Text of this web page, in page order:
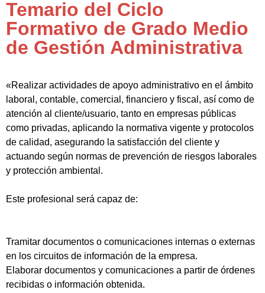
Temario del Ciclo
Formativo de Grado Medio
de Gestión Administrativa
«Realizar actividades de apoyo administrativo en el ámbito
laboral, contable, comercial, financiero y fiscal, así como de
atención al cliente/usuario, tanto en empresas públicas
como privadas, aplicando la normativa vigente y protocolos
de calidad, asegurando la satisfacción del cliente y
actuando según normas de prevención de riesgos laborales
y protección ambiental.
Este profesional será capaz de:
Tramitar documentos o comunicaciones internas o externas
en los circuitos de información de la empresa.
Elaborar documentos y comunicaciones a partir de órdenes
recibidas o información obtenida.